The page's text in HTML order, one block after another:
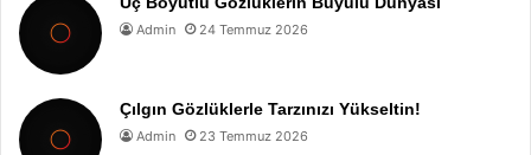
Admin 24 Temmuz 2026
Çılgın Gözlüklerle Tarzınızı Yükseltin!
Admin 23 Temmuz 2026